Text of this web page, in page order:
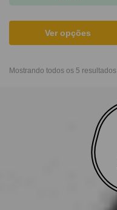
Ver opções
Mostrando todos os 5 resultados